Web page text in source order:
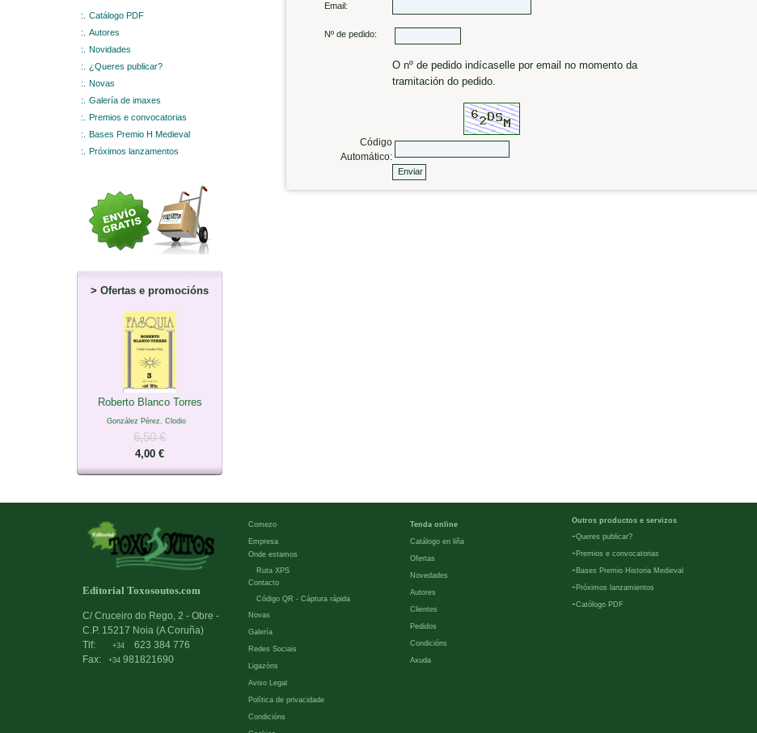
:.
Catálogo PDF
:.
Autores
:.
Novidades
:.
¿Queres publicar?
:.
Novas
:.
Galería de imaxes
:.
Premios e convocatorias
:.
Bases Premio H Medieval
:.
Próximos lanzamentos
> Ofertas e promocións
Roberto Blanco Torres
González Pérez, Clodio
6,50 €
4,00 €
Email:
Nº de pedido:
O nº de pedido indícaselle por email no momento da
tramitación do pedido.
Código
Automático:
Editorial Toxosoutos.com
C/ Cruceiro do Rego, 2 - Obre -
C.P. 15217 Noia (A Coruña)
Tlf:
+34
623 384 776
Fax:
+34 981821690
Comezo
Empresa
Onde estamos
Ruta XPS
Contacto
Código QR - Cáptura rápida
Novas
Galería
Redes Sociais
Ligazóns
Aviso Legal
Política de privacidade
Condicións
Tenda online
Catálogo en liña
Ofertas
Novedades
Autores
Clientes
Pedidos
Condicións
Axuda
Outros productos e servizos
-Queres publicar?
- Premios e convocatorias
- Bases Premio Historia Medieval
- Próximos lanzamientos
-Católogo PDF